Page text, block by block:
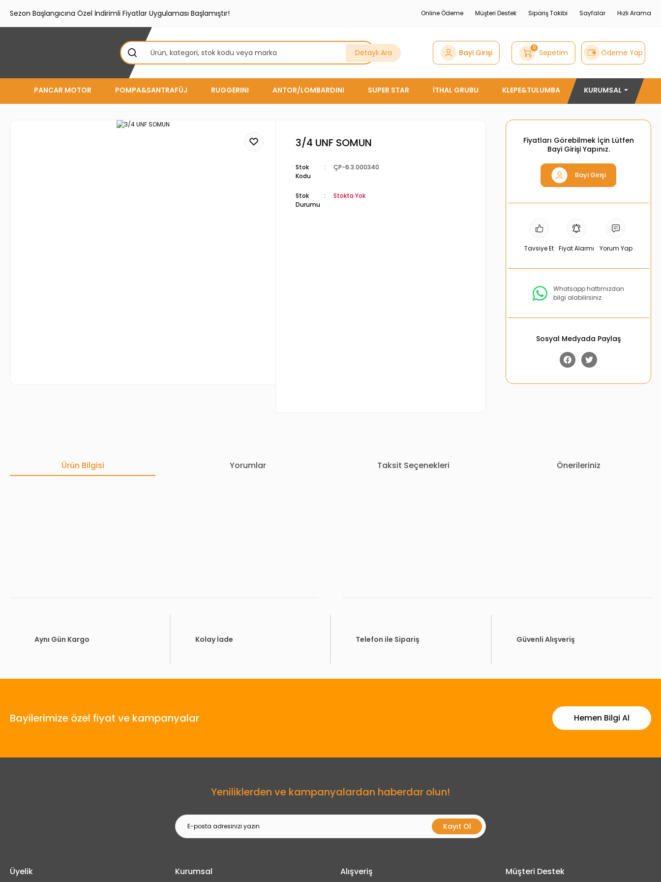
Sezon Başlangıcına Özel İndirimli Fiyatlar Uygulaması Başlamıştır! Online Ödeme Müşteri Destek Sipariş Takibi Sayfalar Hızlı Arama
Detaylı Ara Bayi Girişi 0 Sepetim Ödeme Yap
PANCAR MOTOR POMPA&SANTRAFÜJ RUGGERINI ANTOR/LOMBARDINI SUPER STAR İTHAL GRUBU KLEPE&TULUMBA KURUMSAL
3/4 UNF SOMUN
Stok
Kodu
ÇP-6.3.000340
Stok
Durumu
Stokta Yok
Fiyatları Görebilmek İçin Lütfen
Bayi Girişi Yapınız.
Bayi Girişi
Tavsiye Et Fiyat Alarmı Yorum Yap
Whatsapp hattımızdan
bilgi alabilirsiniz
Sosyal Medyada Paylaş
Ürün Bilgisi Yorumlar Taksit Seçenekleri Önerileriniz
Gönder
Aynı Gün Kargo Kolay İade Telefon ile Sipariş Güvenli Alışveriş
Bayilerimize özel fiyat ve kampanyalar Hemen Bilgi Al
Yeniliklerden ve kampanyalardan haberdar olun!
Kayıt Ol
Üyelik Kurumsal Alışveriş Müşteri Destek